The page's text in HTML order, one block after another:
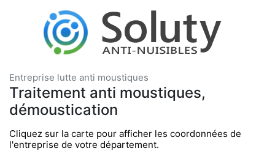
Entreprise lutte anti moustiques
Traitement anti moustiques,
démoustication
Cliquez sur la carte pour afficher les coordonnées de
l'entreprise de votre département.